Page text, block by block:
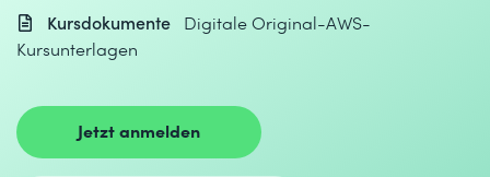
Kursdokumente
Digitale Original-AWS-
Kursunterlagen
Jetzt anmelden